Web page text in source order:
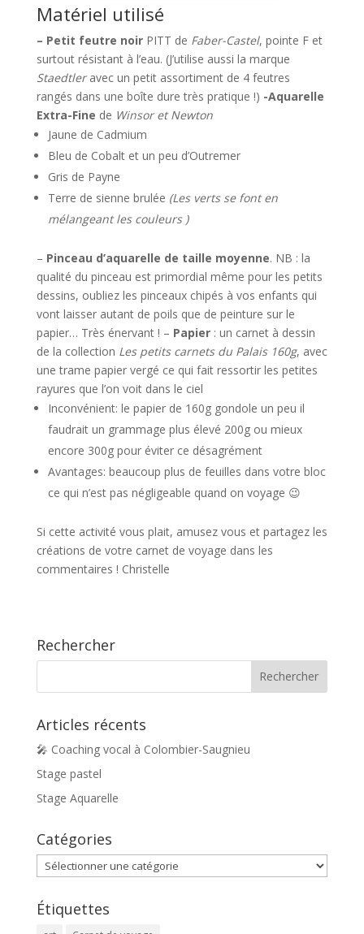
Matériel utilisé
– Petit feutre noirPITT de Faber-Castel, pointe F et
surtout résistant à l’eau. (J’utilise aussi la marque
Staedtleravec un petit assortiment de 4 feutres
rangés dans une boîte dure très pratique !) -Aquarelle
Extra-Fine de Winsor et Newton
Jaune de Cadmium
Bleu de Cobalt et un peu d’Outremer
Gris de Payne
Terre de sienne brulée (Les verts se font en
mélangeant les couleurs )
– Pinceau d’aquarelle de taille moyenne. NB : la
qualité du pinceau est primordial même pour les petits
dessins, oubliez les pinceaux chipés à vos enfants qui
vont laisser autant de poils que de peinture sur le
papier… Très énervant ! – Papier: un carnet à dessin
de la collection Les petits carnets du Palais 160g, avec
une trame papier vergé ce qui fait ressortir les petites
rayures que l’on voit dans le ciel
Inconvénient: le papier de 160g gondole un peu il
faudrait un grammage plus élevé 200g ou mieux
encore 300g pour éviter ce désagrément
Avantages: beaucoup plus de feuilles dans votre bloc
ce qui n’est pas négligeable quand on voyage 😉
Si cette activité vous plait, amusez vous et partagez les
créations de votre carnet de voyage dans les
commentaires ! Christelle
Rechercher
Articles récents
🎤 Coaching vocal à Colombier-Saugnieu
Stage pastel
Stage Aquarelle
Catégories
Catégories
Étiquettes